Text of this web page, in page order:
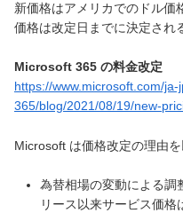
新価格はアメリカでのドル価
価格は改定日までに決定され
Microsoft 365 の料金改定
https://www.microsoft.com/ja-
365/blog/2021/08/19/new-
Microsoft は価格改定の理由
為替相場の変動による調
リース以来サービス価格